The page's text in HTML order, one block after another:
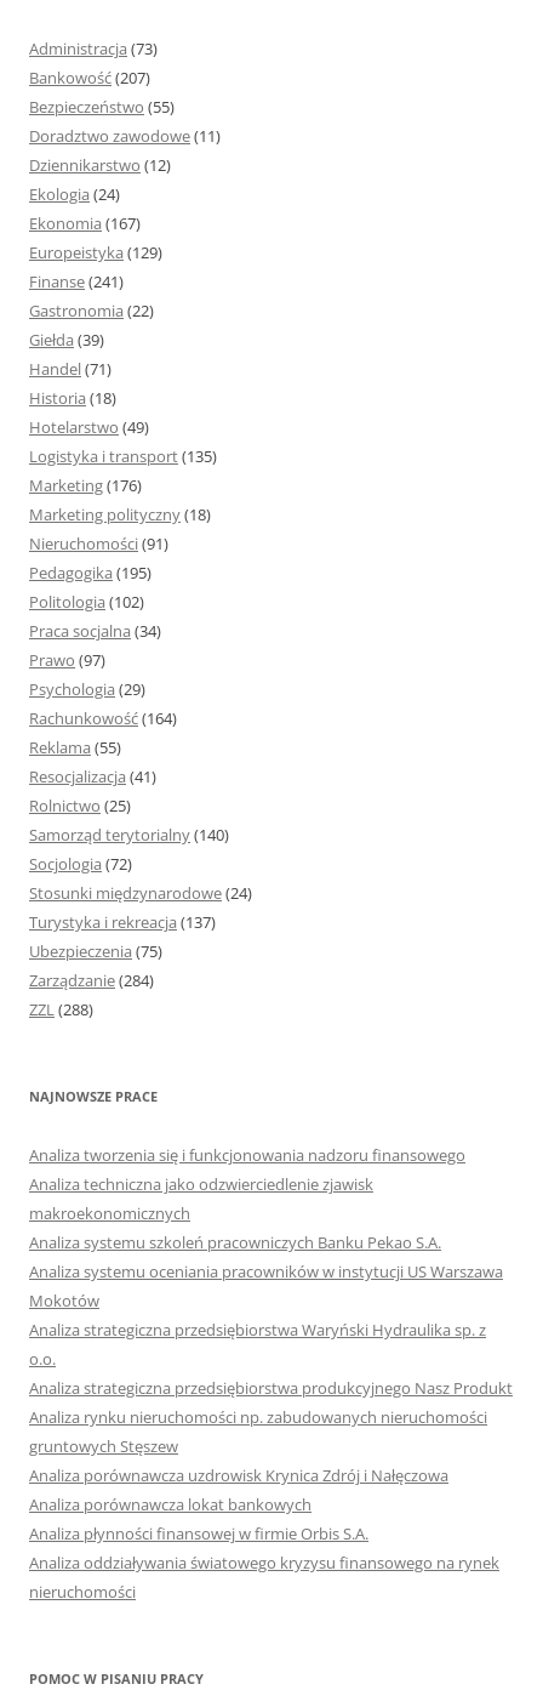
Administracja (73)
Bankowość(207)
Bezpieczeństwo (55)
Doradztwo zawodowe(11)
Dziennikarstwo (12)
Ekologia (24)
Ekonomia (167)
Europeistyka (129)
Finanse(241)
Gastronomia (22)
Giełda (39)
Handel(71)
Historia (18)
Hotelarstwo (49)
Logistyka i transport(135)
Marketing(176)
Marketing polityczny(18)
Nieruchomości(91)
Pedagogika (195)
Politologia (102)
Praca socjalna (34)
Prawo (97)
Psychologia (29)
Rachunkowość(164)
Reklama (55)
Resocjalizacja (41)
Rolnictwo (25)
Samorząd terytorialny(140)
Socjologia (72)
Stosunki międzynarodowe(24)
Turystyka i rekreacja (137)
Ubezpieczenia (75)
Zarządzanie(284)
ZZL(288)
NAJNOWSZE PRACE
Analiza tworzenia się i funkcjonowania nadzoru finansowego
Analiza techniczna jako odzwierciedlenie zjawisk
makroekonomicznych
Analiza systemu szkoleń pracowniczych Banku Pekao S.A.
Analiza systemu oceniania pracowników w instytucji US Warszawa
Mokotów
Analiza strategiczna przedsiębiorstwa Waryński Hydraulika sp. z
o.o.
Analiza strategiczna przedsiębiorstwa produkcyjnego Nasz Produkt
Analiza rynku nieruchomości np. zabudowanych nieruchomości
gruntowych Stęszew
Analiza porównawcza uzdrowisk Krynica Zdrój i Nałęczowa
Analiza porównawcza lokat bankowych
Analiza płynności finansowej w firmie Orbis S.A.
Analiza oddziaływania światowego kryzysu finansowego na rynek
nieruchomości
POMOC W PISANIU PRACY